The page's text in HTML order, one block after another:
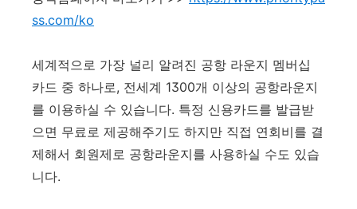
ss.com/ko
세계적으로 가장 널리 알려진 공항 라운지 멤버십
카드 중 하나로, 전세계 1300개 이상의 공항라운지
를 이용하실 수 있습니다. 특정 신용카드를 발급받
으면 무료로 제공해주기도 하지만 직접 연회비를 결
제해서 회원제로 공항라운지를 사용하실 수도 있습
니다.